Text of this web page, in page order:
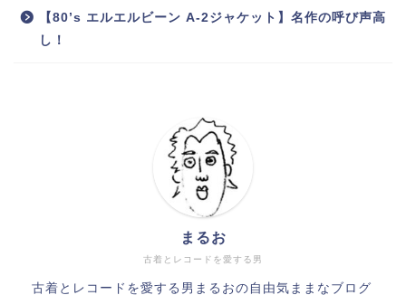
【80’s エルエルビーン A-2ジャケット】名作の呼び声高
し！
古着とレコードを愛する男
まるお
古着とレコードを愛する男まるおの自由気ままなブログ